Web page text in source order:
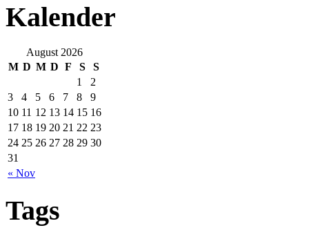
Kalender
August 2026
M D M D F S S
« Nov
1
2
3
4 5 6 7 8
9
10 11 12 13 14 15 16
17 18 19 20 21 22 23
24 25 26 27 28 29 30
31
Tags